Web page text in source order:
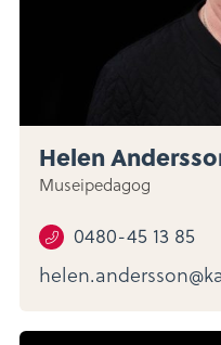
Helen
Museipedagog
0480-45 13 85